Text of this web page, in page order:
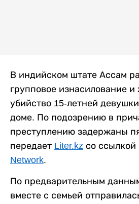
В индийском штате Ассам
групповое изнасилование и
убийство 15-летней
доме. По подозрению в
преступлению задержаны
передает Liter.kz со ссылкой
Network.
По предварительным
вместе с семьей